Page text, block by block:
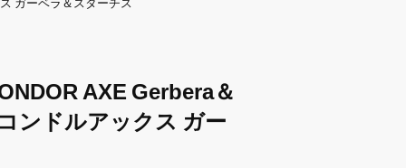
AXE Gerbera＆
ンドルアックス ガー